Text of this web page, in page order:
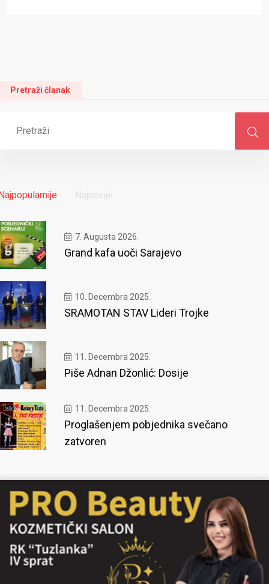
Pretraži članak
Najnovije
7. Augusta 2026.
Grand kafa uoči Sarajevo
10. Decembra 2025.
SRAMOTAN STAV Lideri Trojke
11. Decembra 2025.
Piše Adnan Džonlić: Dosije
11. Decembra 2025.
Proglašenjem pobjednika svečano
zatvoren